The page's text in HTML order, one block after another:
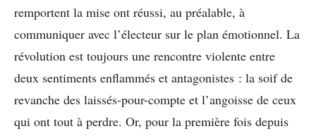
remportent la mise ont réussi, au préalable, à
communiquer avec l’électeur sur le plan émotionnel. La
révolution est toujours une rencontre violente entre
deux sentiments enflammés et antagonistes : la soif de
revanche des laissés-pour-compte et l’angoisse de ceux
qui ont tout à perdre. Or, pour la première fois depuis